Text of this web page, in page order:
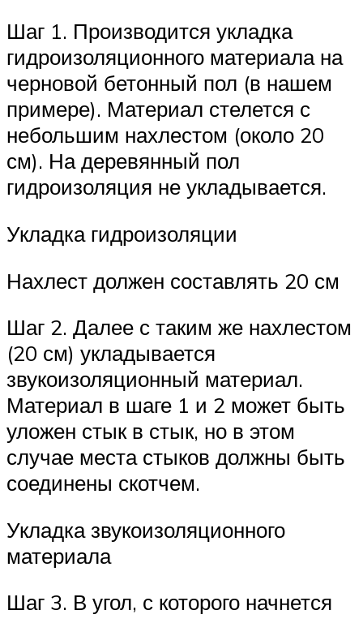
Шаг 1. Производится укладка
гидроизоляционного материала на
черновой бетонный пол (в нашем
примере). Материал стелется с
небольшим нахлестом (около 20
см). На деревянный пол
гидроизоляция не укладывается.
Укладка гидроизоляции
Нахлест должен составлять 20 см
Шаг 2. Далее с таким же нахлестом
(20 см) укладывается
звукоизоляционный материал.
Материал в шаге 1 и 2 может быть
уложен стык в стык, но в этом
случае места стыков должны быть
соединены скотчем.
Укладка звукоизоляционного
материала
Шаг 3. В угол, с которого начнется